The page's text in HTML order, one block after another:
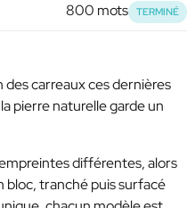
800 mots TERMINÉ
carreaux ces dernières
pierre naturelle garde un
différentes, alors
bloc, tranché puis surfacé